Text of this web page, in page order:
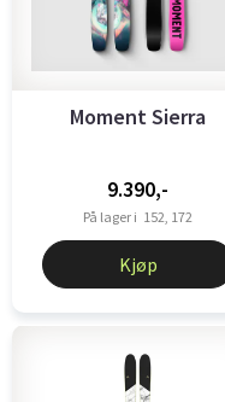
Moment Sierra
9.390,-
På lager i 152, 172
Kjøp